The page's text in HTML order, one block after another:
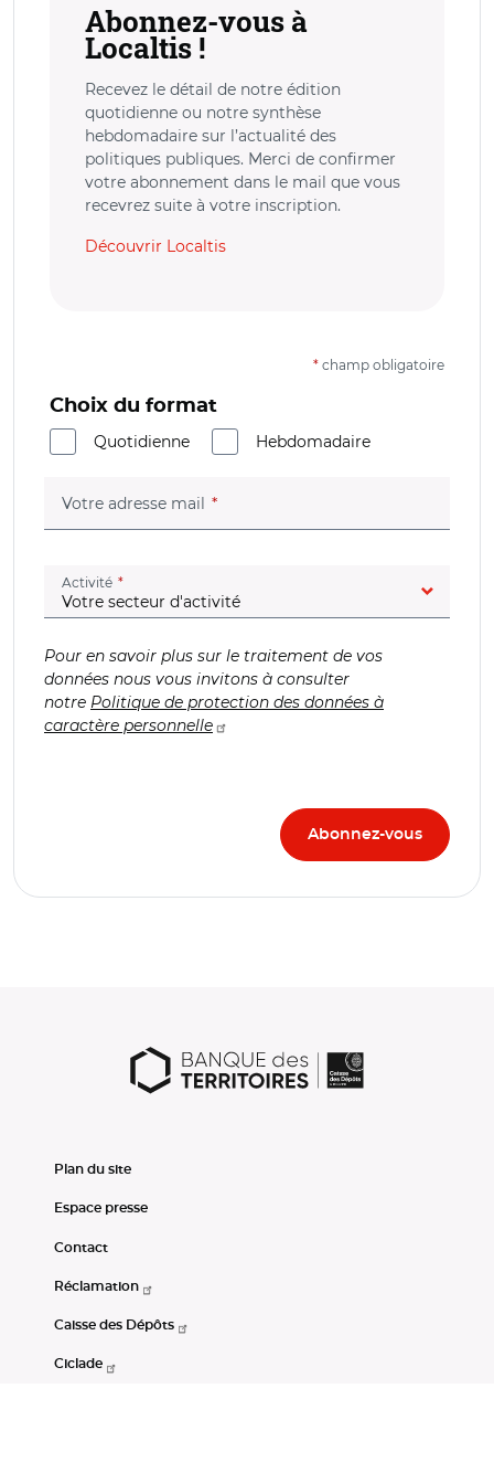
Abonnez-vous à
Localtis !
Recevez le détail de notre édition
quotidienne ou notre synthèse
hebdomadaire sur l’actualité des
politiques publiques. Merci de confirmer
votre abonnement dans le mail que vous
recevrez suite à votre inscription.
Découvrir Localtis
* champ obligatoire
Choix du format
Quotidienne
Hebdomadaire
Votre adresse mail (champ obligatoire)
Activité (champ obligatoire)
Pour en savoir plus sur le traitement de vos
données nous vous invitons à consulter
notre Politique de protection des données à
caractère personnelle
Plan du site
Espace presse
Contact
Réclamation
Caisse des Dépôts
Ciclade